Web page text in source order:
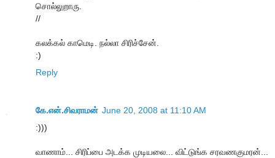
சொல்லுறாரு.
//
கலக்கல் காமெடி. நல்லா சிரிச்சேன்.
:)
Reply
கே.என்.சிவராமன் June 20, 2008 at 11:10 AM
:)))
வாணாம்... சிரிப்பை அடக்க முடியலை... விட்டுங்க சரவணகுமரன்...